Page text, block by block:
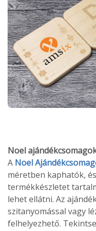
Noel
A Noel
méretben kaphatók,
termékkészletet
lehet ellátni. Az
szitanyomással vagy
felhelyezhető.